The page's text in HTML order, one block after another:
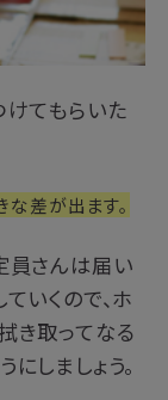
けてもらいた
差が出ます。
員さんは届い
いくので、ホ
き取ってなる
しましょう。